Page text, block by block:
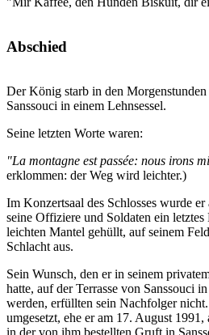
Abschied
Der König starb in den
Sanssouci in einem Lehnsessel.
Seine letzten Worte waren:
"La montagne est passée: nous irons
erklommen: der Weg wird leichter.)
Im Konzertsaal des Schlosses wurde
seine Offiziere und Soldaten ein
leichten Mantel gehüllt, auf seinem
Schlacht aus.
Sein Wunsch, den er in seinem
hatte, auf der Terrasse von Sanssouci
werden, erfüllten sein Nachfolger
umgesetzt, ehe er am 17. August 1991,
in der von ihm bestellten Gruft in